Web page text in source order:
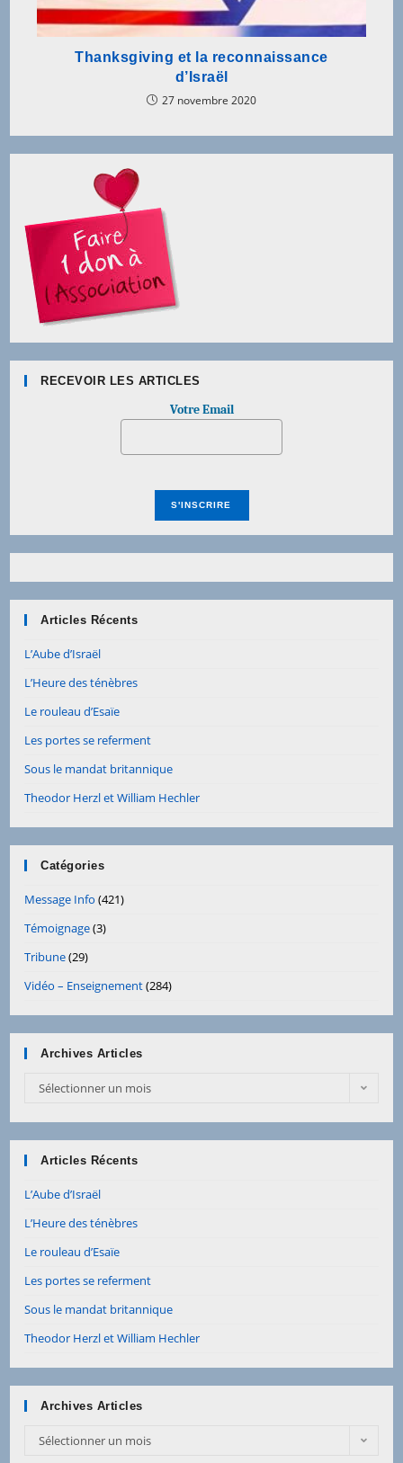
Thanksgiving et la reconnaissance
d’Israël
27 novembre 2020
RECEVOIR LES ARTICLES
Votre Email
Articles Récents
L’Aube d’Israël
L’Heure des ténèbres
Le rouleau d’Esaïe
Les portes se referment
Sous le mandat britannique
Theodor Herzl et William Hechler
Catégories
Message Info (421)
Témoignage(3)
Tribune(29)
Vidéo – Enseignement(284)
Archives Articles
Sélectionner un mois
Articles Récents
L’Aube d’Israël
L’Heure des ténèbres
Le rouleau d’Esaïe
Les portes se referment
Sous le mandat britannique
Theodor Herzl et William Hechler
Archives Articles
Sélectionner un mois